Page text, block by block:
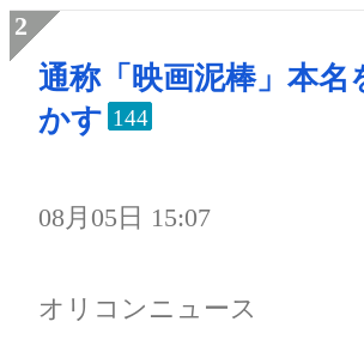
通称「映画泥棒」本名
かす 144
08月05日 15:07
オリコンニュース